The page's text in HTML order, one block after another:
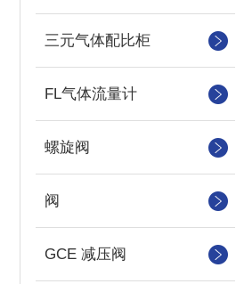
三元气体配比柜
FL气体流量计
螺旋阀
阀
GCE 减压阀